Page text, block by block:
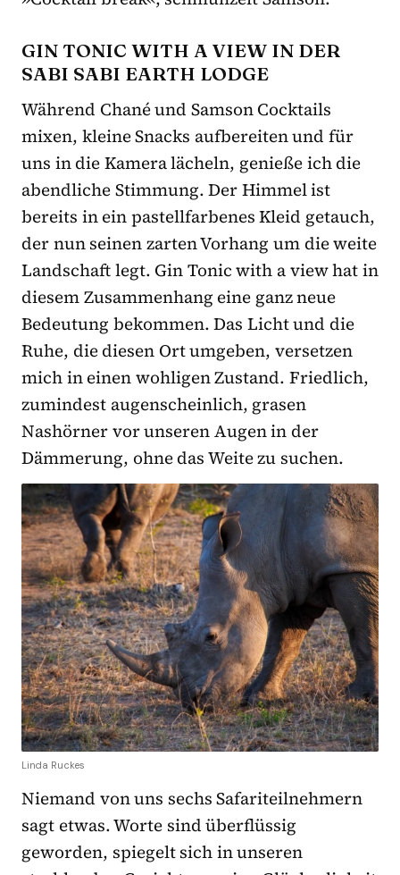
GIN TONIC WITH A VIEW IN DER
SABI SABI EARTH LODGE
Während Chané und Samson Cocktails
mixen, kleine Snacks aufbereiten und für
uns in die Kamera lächeln, genieße ich die
abendliche Stimmung. Der Himmel ist
bereits in ein pastellfarbenes Kleid getauch,
der nun seinen zarten Vorhang um die weite
Landschaft legt. Gin Tonic with a view hat in
diesem Zusammenhang eine ganz neue
Bedeutung bekommen. Das Licht und die
Ruhe, die diesen Ort umgeben, versetzen
mich in einen wohligen Zustand. Friedlich,
zumindest augenscheinlich, grasen
Nashörner vor unseren Augen in der
Dämmerung, ohne das Weite zu suchen.
Linda Ruckes
Niemand von uns sechs Safariteilnehmern
sagt etwas. Worte sind überflüssig
geworden, spiegelt sich in unseren